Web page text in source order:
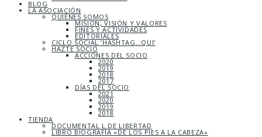
BLOG
LA ASOCIACIÓN
QUIÉNES SOMOS
MISIÓN, VISIÓN Y VALORES
FINES Y ACTIVIDADES
EDITORIALES
CICLO SOCIAL ‘HASHTAG…QUI’
HAZTE SOCIO
ACCIONES DEL SOCIO
2020
2019
2018
2017
DÍAS DEL SOCIO
2021
2020
2019
2018
TIENDA
DOCUMENTAL L DE LIBERTAD
LIBRO BIOGRAFÍA «DE LOS PIES A LA CABEZA»